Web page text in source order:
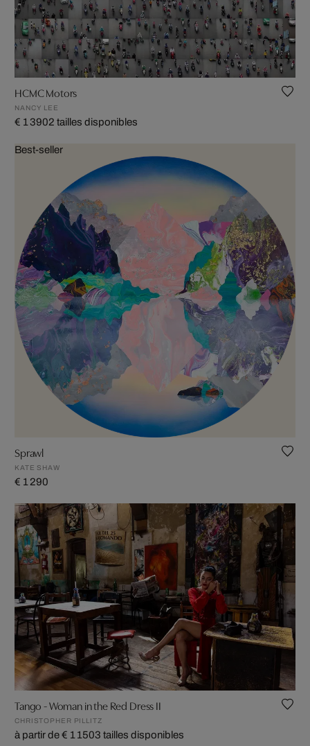
HCMC Motors
NANCY LEE
€ 1 3902 tailles disponibles
Best-seller
Sprawl
KATE SHAW
€ 1 290
Tango - Woman in the Red Dress II
CHRISTOPHER PILLITZ
à partir de € 1 1503 tailles disponibles